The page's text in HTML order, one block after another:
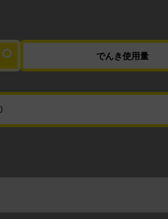
でんき使用量